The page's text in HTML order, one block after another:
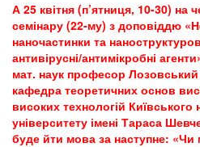
А 25 квітня (п’ятниця, 10-30) на
семінару (22-му) з доповіддю
наночастинки та
антивірусні/антимікробні
мат. наук професор Лозовський
кафедра теоретичних основ
високих технологій Київського
університету імені Тараса
буде йти мова за наступне: «Чи